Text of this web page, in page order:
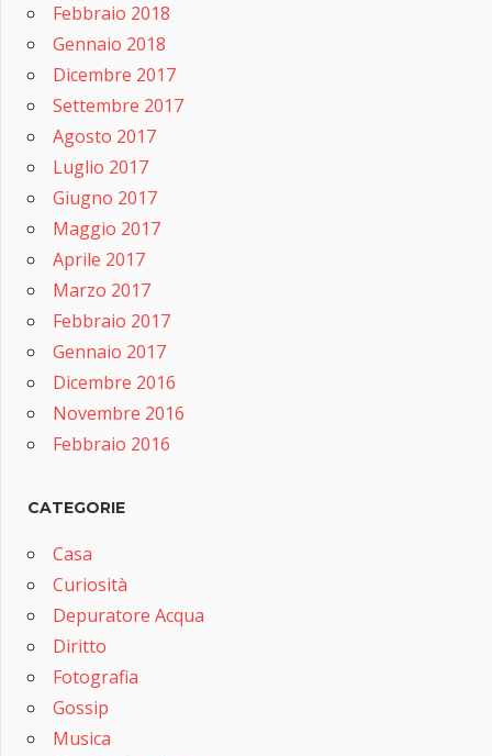
Febbraio 2018
Gennaio 2018
Dicembre 2017
Settembre 2017
Agosto 2017
Luglio 2017
Giugno 2017
Maggio 2017
Aprile 2017
Marzo 2017
Febbraio 2017
Gennaio 2017
Dicembre 2016
Novembre 2016
Febbraio 2016
CATEGORIE
Casa
Curiosità
Depuratore Acqua
Diritto
Fotografia
Gossip
Musica